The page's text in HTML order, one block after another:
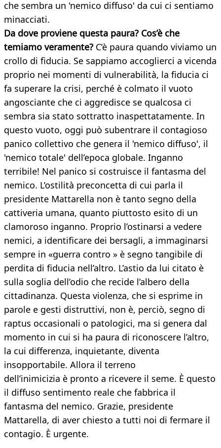
che sembra un 'nemico diffuso' da cui ci sentiamo
minacciati.
Da dove proviene questa paura? Cos’è che
temiamo veramente? C’è paura quando viviamo un
crollo di fiducia. Se sappiamo accoglierci a vicenda
proprio nei momenti di vulnerabilità, la fiducia ci
fa superare la crisi, perché è colmato il vuoto
angosciante che ci aggredisce se qualcosa ci
sembra sia stato sottratto inaspettatamente. In
questo vuoto, oggi può subentrare il contagioso
panico collettivo che genera il 'nemico diffuso', il
'nemico totale' dell’epoca globale. Inganno
terribile! Nel panico si costruisce il fantasma del
nemico. L’ostilità preconcetta di cui parla il
presidente Mattarella non è tanto segno della
cattiveria umana, quanto piuttosto esito di un
clamoroso inganno. Proprio l’ostinarsi a vedere
nemici, a identificare dei bersagli, a immaginarsi
sempre in «guerra contro » è segno tangibile di
perdita di fiducia nell’altro. L’astio da lui citato è
sulla soglia dell’odio che recide l’albero della
cittadinanza. Questa violenza, che si esprime in
parole e gesti distruttivi, non è, perciò, segno di
raptus occasionali o patologici, ma si genera dal
momento in cui si ha paura di riconoscere l’altro,
la cui differenza, inquietante, diventa
insopportabile. Allora il terreno
dell’inimicizia è pronto a ricevere il seme. È questo
il diffuso sentimento reale che fabbrica il
fantasma del nemico. Grazie, presidente
Mattarella, di aver chiesto a tutti noi di fermare il
contagio. È urgente.